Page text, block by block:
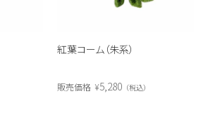
紅葉コーム（朱系）
販売価格 ¥5,280 税込